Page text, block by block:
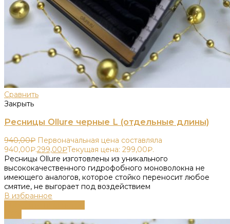
Сравнить
Закрыть
Ресницы Ollure черные L (отдельные длины)
940,00₽ Первоначальная цена составляла
940,00₽.299,00₽Текущая цена: 299,00₽.
Ресницы Ollure изготовлены из уникального
высококачественного гидрофобного моноволокна не
имеющего аналогов, которое стойко переносит любое
смятие, не выгорает под воздействием
В избранное